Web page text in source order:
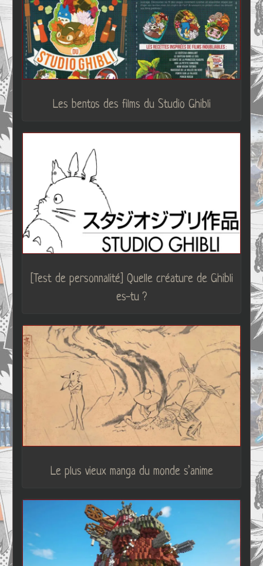
Les bentos des films du Studio Ghibli
[Test de personnalité] Quelle créature de Ghibli
es-tu ?
Le plus vieux manga du monde s’anime